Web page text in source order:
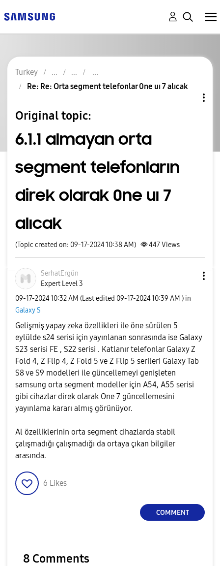
Turkey
Re: Re: Orta segment telefonlar 0ne uı 7 alıcak
Original topic:
6.1.1 almayan orta
segment telefonların
direk olarak 0ne uı 7
alıcak
(Topic created on: 09-17-2024 10:38 AM) 447Views
SerhatErgün
Expert Level 3
‎09-17-202410:32 AM (Last edited ‎09-17-202410:39 AM ) in
Galaxy S
Gelişmiş yapay zeka özellikleri ile öne sürülen 5
eylülde s24 serisi için yayınlanan sonrasında ise Galaxy
S23 serisi FE , S22 serisi . Katlanır telefonlar Galaxy Z
Fold 4, Z Flip 4, Z Fold 5 ve Z Flip 5 serileri Galaxy Tab
S8 ve S9 modelleri ile güncellemeyi genişleten
samsung orta segment modeller için A54, A55 serisi
gibi cihazlar direk olarak One 7 güncellemesini
yayınlama kararı almış görünüyor.
Al özelliklerinin orta segment cihazlarda stabil
çalışmadığı çalışmadığı da ortaya çıkan bilgiler
arasında.
6 Likes
COMMENT
8 Comments